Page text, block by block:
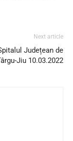
Next article
Județean de
Jiu 10.03.2022